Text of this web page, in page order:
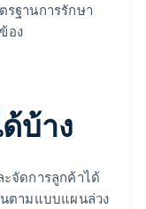
รฐานการรักษา
อง
บ้าง
ะจัดการลูกค้าได้
นตามแบบแผนล่วง